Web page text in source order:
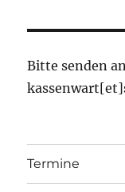
Bitte senden
Termine